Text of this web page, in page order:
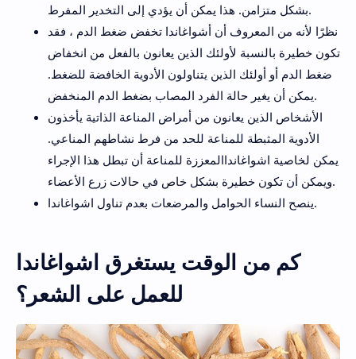
بشكل متزامن. هذا يمكن أن يؤدي إلى التخدير المفرط.
نظرًا لأنه من المعروف أن أشواغاندا تخفض ضغط الدم ، فقد
تكون خطيرة بالنسبة لأولئك الذين يعانون بالفعل من انخفاض
ضغط الدم أو أولئك الذين يتناولون الأدوية الخافضة للضغط.
يمكن أن يغير حالة الفرد المصاب بضغط الدم المنخفض.
الأشخاص الذين يعانون من أمراض المناعة الذاتية يأخذون
الأدوية المثبطة للمناعة للحد من فرط نشاطهم المناعي.
يمكن لخاصية اشواغانداالمعززة للمناعة أن تبطل هذا الإجراء
ويمكن أن تكون خطيرة بشكل خاص في حالات زرع الأعضاء.
ينصح النساء الحوامل والمرضعات بعدم تناول اشواغاندا.
كم من الوقت يستغرق اشواغاندا
للعمل على الشعر؟